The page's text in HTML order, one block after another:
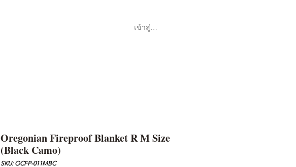
เข้าสู่ระบบ
Oregonian Fireproof Blanket R M Size
(Black Camo)
SKU: OCFP-011MBC